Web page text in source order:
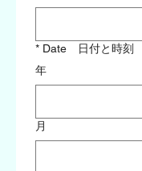
* Date 日付と時刻
年
月